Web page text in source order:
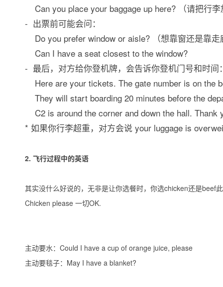
Can you place your baggage up here? （请把行
- 出票前可能会问：
Do you prefer window or aisle? （想靠窗还是靠
Can I have a seat closest to the window?
- 最后，对方给你登机牌，会告诉你登机门号和时间
Here are your tickets. The gate number is on the
They will start boarding 20 minutes before the
C2 is around the corner and down the hall. Thank
* 如果你行李超重，对方会说 your luggage is
2. 飞行过程中的英语
其实没什么好说的，无非是让你选餐时，你选chicken还是beef
Chicken please 一切OK.
主动要水：Could I have a cup of orange juice, please
主动要毯子：May I have a blanket?